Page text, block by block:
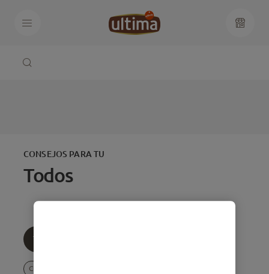
CONSEJOS PARA TU
Todos
Todos
Cuidados